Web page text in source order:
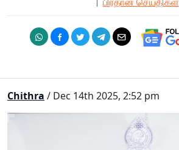
Chithra / Dec 14th 2025, 2:52 pm